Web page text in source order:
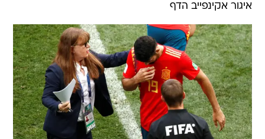
איגור אקינפייב הדף